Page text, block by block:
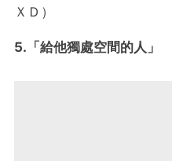
ＸＤ）
5.「給他獨處空間的人」